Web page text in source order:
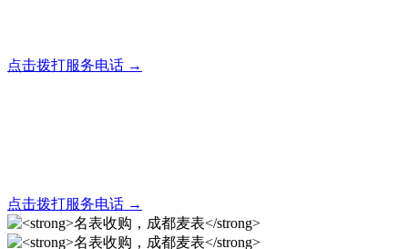
点击拨打服务电话 →
点击拨打服务电话 →